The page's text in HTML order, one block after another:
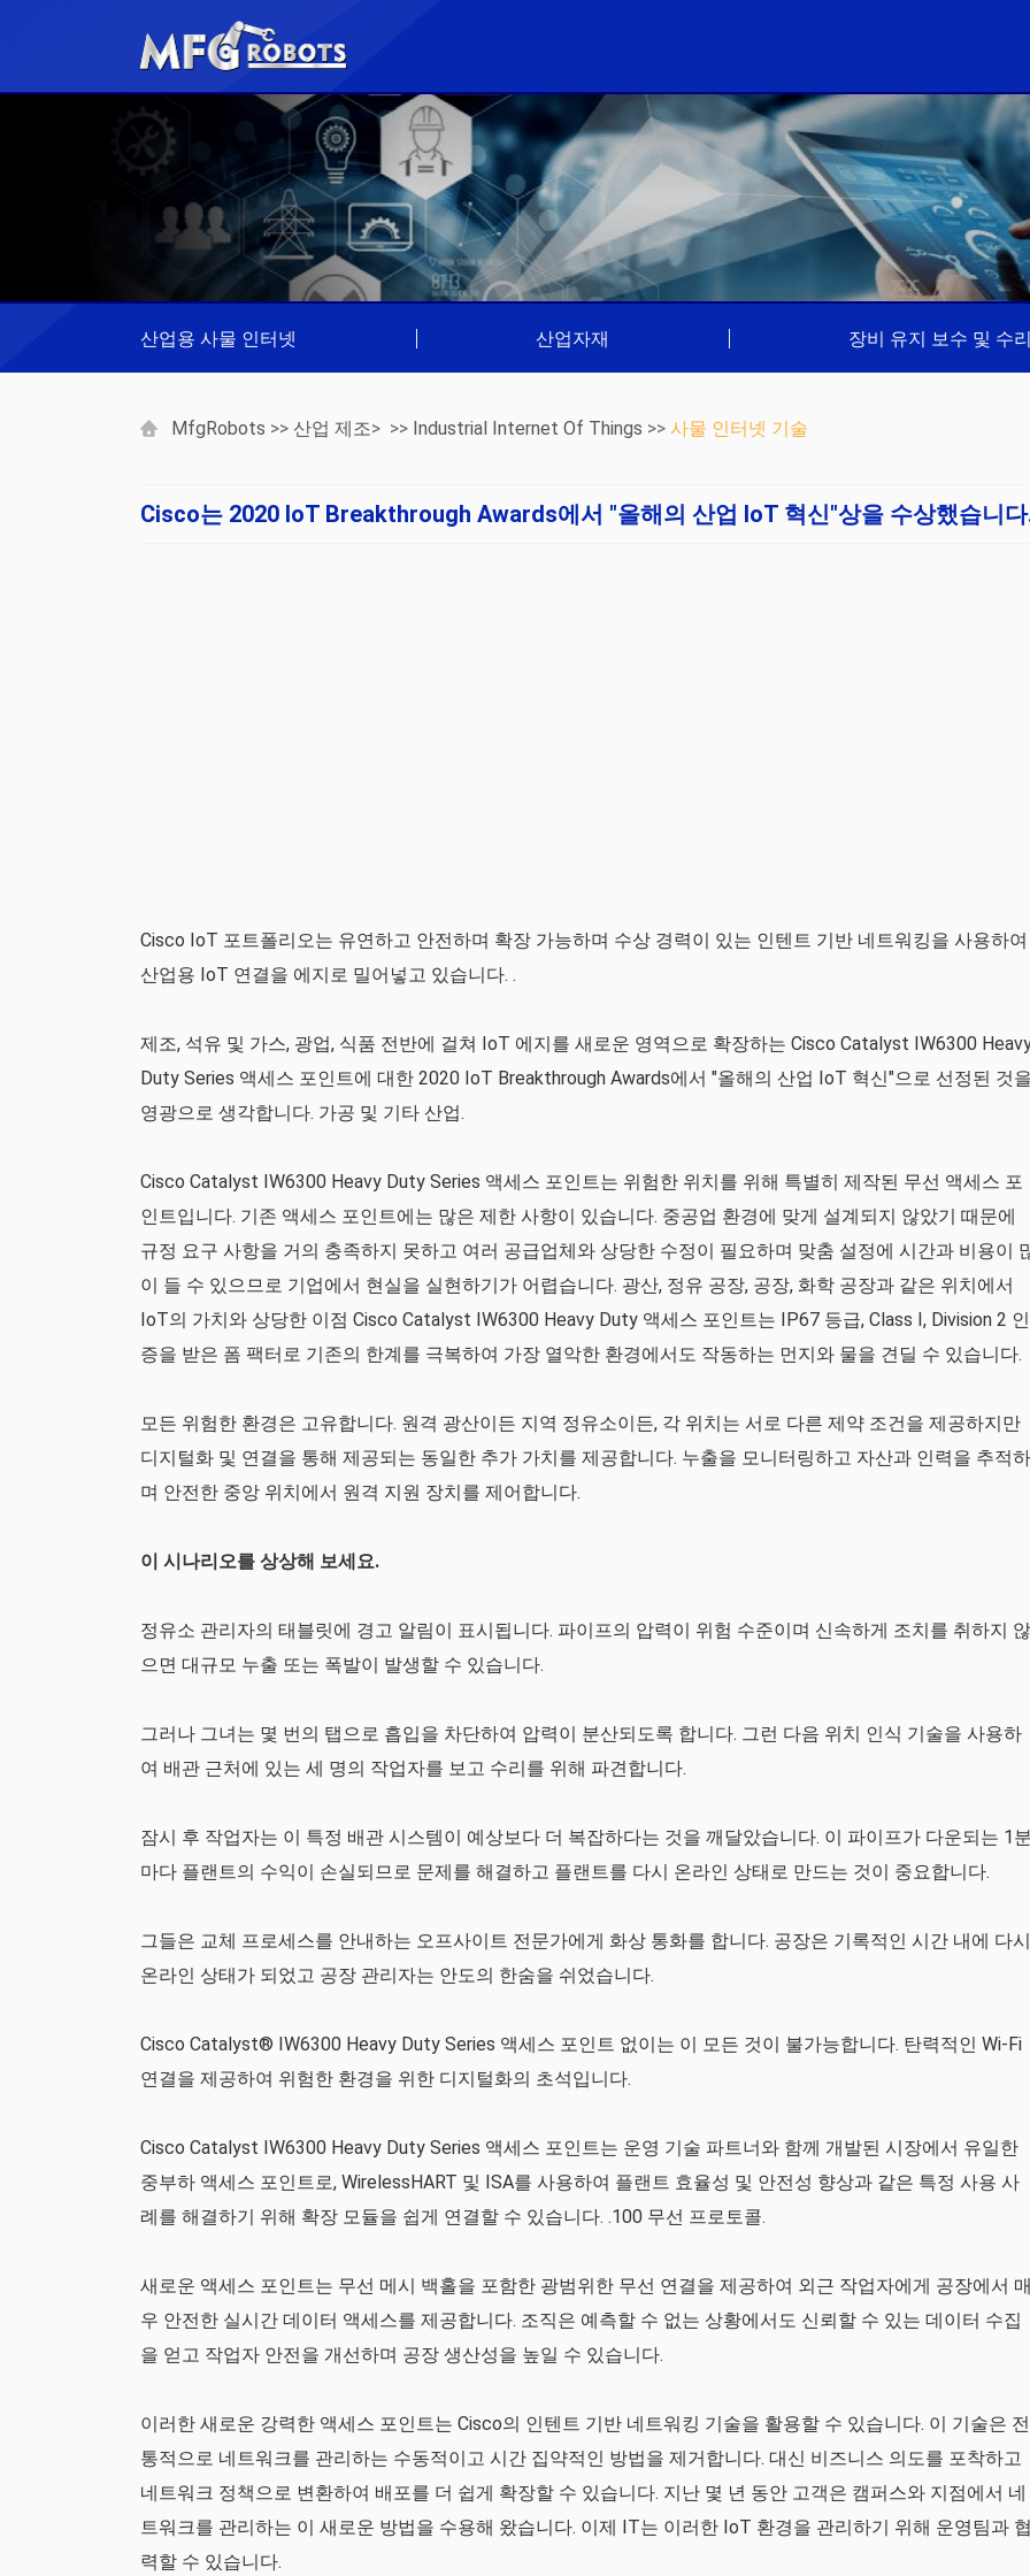
산업용 사물 인터넷 산업자재 장비 유지 보수 및 수리
MfgRobots >> 산업 제조> >> Industrial Internet Of Things >> 사물 인터넷 기술
Cisco는 2020 IoT Breakthrough Awards에서 "올해의 산업 IoT 혁신"상을 수상했습니
Cisco IoT 포트폴리오는 유연하고 안전하며 확장 가능하며 수상 경력이 있는 인텐트 기반 네트워킹을 사용하여
산업용 IoT 연결을 에지로 밀어넣고 있습니다. .
제조, 석유 및 가스, 광업, 식품 전반에 걸쳐 IoT 에지를 새로운 영역으로 확장하는 Cisco Catalyst IW6300
Duty Series 액세스 포인트에 대한 2020 IoT Breakthrough Awards에서 "올해의 산업 IoT 혁신"으로 선정된 것을
영광으로 생각합니다. 가공 및 기타 산업.
Cisco Catalyst IW6300 Heavy Duty Series 액세스 포인트는 위험한 위치를 위해 특별히 제작된 무선 액세스 포
인트입니다. 기존 액세스 포인트에는 많은 제한 사항이 있습니다. 중공업 환경에 맞게 설계되지 않았기 때문에
규정 요구 사항을 거의 충족하지 못하고 여러 공급업체와 상당한 수정이 필요하며 맞춤 설정에 시간과 비용이
이 들 수 있으므로 기업에서 현실을 실현하기가 어렵습니다. 광산, 정유 공장, 공장, 화학 공장과 같은 위치에서
IoT의 가치와 상당한 이점 Cisco Catalyst IW6300 Heavy Duty 액세스 포인트는 IP67 등급, Class I, Division 2 인
증을 받은 폼 팩터로 기존의 한계를 극복하여 가장 열악한 환경에서도 작동하는 먼지와 물을 견딜 수 있습니다.
모든 위험한 환경은 고유합니다. 원격 광산이든 지역 정유소이든, 각 위치는 서로 다른 제약 조건을 제공하지만
디지털화 및 연결을 통해 제공되는 동일한 추가 가치를 제공합니다. 누출을 모니터링하고 자산과 인력을 추적하
며 안전한 중앙 위치에서 원격 지원 장치를 제어합니다.
이 시나리오를 상상해 보세요.
정유소 관리자의 태블릿에 경고 알림이 표시됩니다. 파이프의 압력이 위험 수준이며 신속하게 조치를 취하지 않
으면 대규모 누출 또는 폭발이 발생할 수 있습니다.
그러나 그녀는 몇 번의 탭으로 흡입을 차단하여 압력이 분산되도록 합니다. 그런 다음 위치 인식 기술을 사용하
여 배관 근처에 있는 세 명의 작업자를 보고 수리를 위해 파견합니다.
잠시 후 작업자는 이 특정 배관 시스템이 예상보다 더 복잡하다는 것을 깨달았습니다. 이 파이프가 다운되는 1분
마다 플랜트의 수익이 손실되므로 문제를 해결하고 플랜트를 다시 온라인 상태로 만드는 것이 중요합니다.
그들은 교체 프로세스를 안내하는 오프사이트 전문가에게 화상 통화를 합니다. 공장은 기록적인 시간 내에 다시
온라인 상태가 되었고 공장 관리자는 안도의 한숨을 쉬었습니다.
Cisco Catalyst® IW6300 Heavy Duty Series 액세스 포인트 없이는 이 모든 것이 불가능합니다. 탄력적인 Wi-Fi
연결을 제공하여 위험한 환경을 위한 디지털화의 초석입니다.
Cisco Catalyst IW6300 Heavy Duty Series 액세스 포인트는 운영 기술 파트너와 함께 개발된 시장에서 유일한
중부하 액세스 포인트로, WirelessHART 및 ISA를 사용하여 플랜트 효율성 및 안전성 향상과 같은 특정 사용 사
례를 해결하기 위해 확장 모듈을 쉽게 연결할 수 있습니다. .100 무선 프로토콜.
새로운 액세스 포인트는 무선 메시 백홀을 포함한 광범위한 무선 연결을 제공하여 외근 작업자에게 공장에서 매
우 안전한 실시간 데이터 액세스를 제공합니다. 조직은 예측할 수 없는 상황에서도 신뢰할 수 있는 데이터 수집
을 얻고 작업자 안전을 개선하며 공장 생산성을 높일 수 있습니다.
이러한 새로운 강력한 액세스 포인트는 Cisco의 인텐트 기반 네트워킹 기술을 활용할 수 있습니다. 이 기술은 전
통적으로 네트워크를 관리하는 수동적이고 시간 집약적인 방법을 제거합니다. 대신 비즈니스 의도를 포착하고
네트워크 정책으로 변환하여 배포를 더 쉽게 확장할 수 있습니다. 지난 몇 년 동안 고객은 캠퍼스와 지점에서 네
트워크를 관리하는 이 새로운 방법을 수용해 왔습니다. 이제 IT는 이러한 IoT 환경을 관리하기 위해 운영팀과 협
력할 수 있습니다.